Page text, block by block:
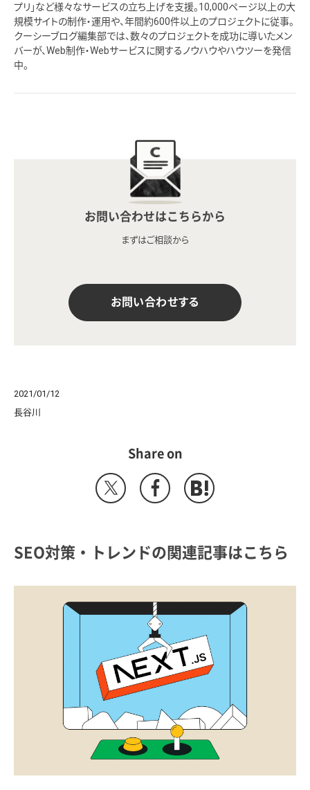
プリ」など様々なサービスの立ち上げを支援。10,000ページ以上の大
規模サイトの制作・運用や、年間約600件以上のプロジェクトに従事。
クーシーブログ編集部では、数々のプロジェクトを成功に導いたメン
バーが、Web制作・Webサービスに関するノウハウやハウツーを発信
中。
お問い合わせはこちらから
まずはご相談から
お問い合わせする
2021/01/12
長谷川
Share on
SEO対策・トレンドの関連記事はこちら